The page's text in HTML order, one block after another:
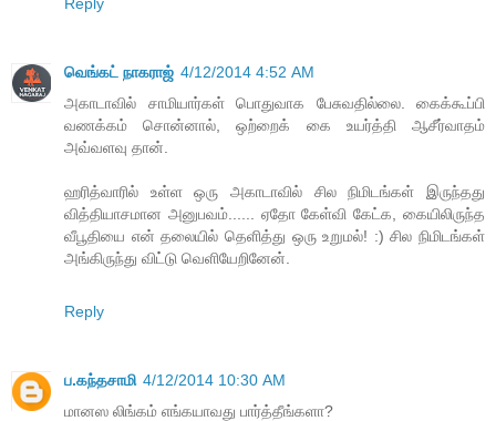
வெங்கட் நாகராஜ் 4/12/2014 4:52 AM
அகாடாவில் சாமியார்கள் பொதுவாக பேசுவதில்லை. கைக்கூப்பி
வணக்கம் சொன்னால், ஒற்றைக் கை உயர்த்தி ஆசீர்வாதம்
அவ்வளவு தான்.
ஹரித்வாரில் உள்ள ஒரு அகாடாவில் சில நிமிடங்கள் இருந்தது
வித்தியாசமான அனுபவம்...... ஏதோ கேள்வி கேட்க, கையிலிருந்த
வீபூதியை என் தலையில் தெளித்து ஒரு உறுமல்! :) சில நிமிடங்கள்
அங்கிருந்து விட்டு வெளியேறினேன்.
Reply
ப.கந்தசாமி 4/12/2014 10:30 AM
மானஸ லிங்கம் எங்கயாவது பார்த்தீங்களா?